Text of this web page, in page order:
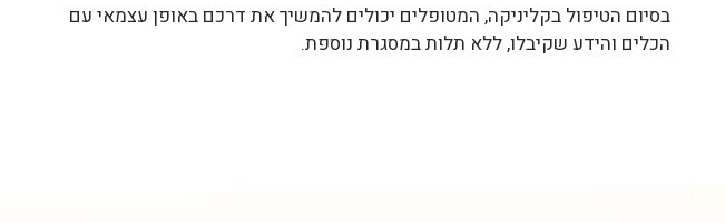
בסיום הטיפול בקליניקה, המטופלים יכולים להמשיך את דרכם באופן עצמאי עם
הכלים והידע שקיבלו, ללא תלות במסגרת נוספת.